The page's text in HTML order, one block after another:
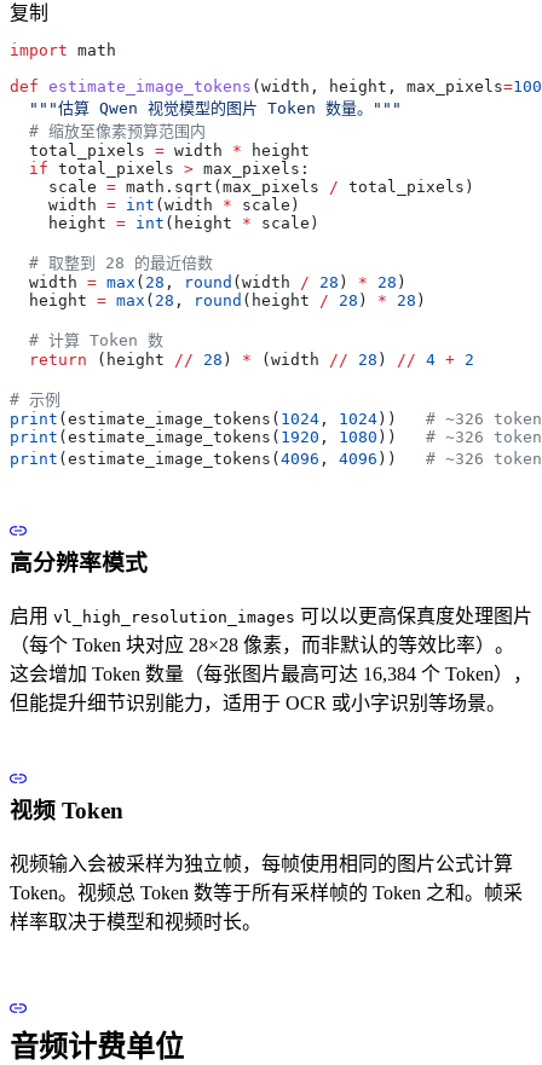
复制
import math
def estimate_image_tokens (width , height , max_pixels=
  """估算 Qwen 视觉模型的图片 Token 数量。"""
  # 缩放至像素预算范围内
  total_pixels
= width * height
  if
total_pixels > max_pixels:
    scale
= math.sqrt(max_pixels / total_pixels)
    width
= int (width * scale)
    height
= int (height * scale)
  # 取整到 28 的最近倍数
  width
= max ( 28 , round (width / 28 ) * 28 )
  height
= max ( 28 , round (height / 28 ) * 28 )
  # 计算 Token 数
  return
(height // 28 ) * (width // 28 ) // 4 + 2
# 示例
print (estimate_image_tokens( 1024 , 1024)) # ~326
print (estimate_image_tokens( 1920 , 1080 )) # ~326
print (estimate_image_tokens(4096 , 4096 )) # ~326
高分辨率模式
启用 vl_high_resolution_images 可以以更高保真度处理图片
（每个 Token 块对应 28×28 像素，而非默认的等效比率）。
这会增加 Token 数量（每张图片最高可达 16,384 个 Token），
但能提升细节识别能力，适用于 OCR 或小字识别等场景。
视频 Token
视频输入会被采样为独立帧，每帧使用相同的图片公式计算
Token。视频总 Token 数等于所有采样帧的 Token 之和。帧采
样率取决于模型和视频时长。
音频计费单位